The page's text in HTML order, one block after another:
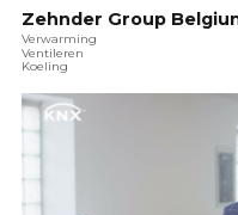
Zehnder Group
Verwarming
Ventileren
Koeling